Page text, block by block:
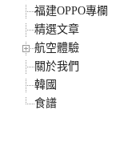
福建OPPO專欄
精選文章
航空體驗
關於我們
韓國
食譜